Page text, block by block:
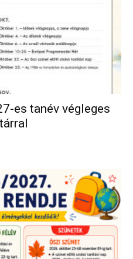
es tanév végleges